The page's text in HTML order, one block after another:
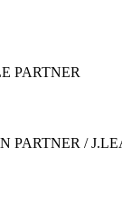
PARTNER
PARTNER /